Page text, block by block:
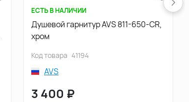
ЕСТЬ В НАЛИЧИИ
Душевой гарнитур AVS 811-650-CR,
хром
Код товара 41194
AVS
3 400 ₽